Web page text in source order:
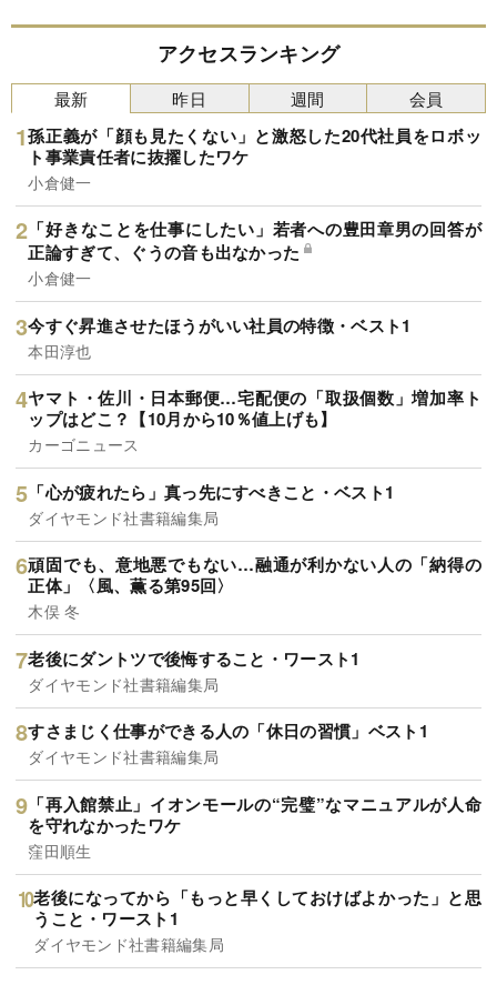
アクセスランキング
最新
孫正義が「顔も見たくない」と激怒した20代社員をロボッ
ト事業責任者に抜擢したワケ
小倉健一
「好きなことを仕事にしたい」若者への豊田章男の回答が
正論すぎて、ぐうの音も出なかった
小倉健一
今すぐ昇進させたほうがいい社員の特徴・ベスト1
本田淳也
ヤマト・佐川・日本郵便…宅配便の「取扱個数」増加率ト
ップはどこ？【10月から10％値上げも】
カーゴニュース
「心が疲れたら」真っ先にすべきこと・ベスト1
ダイヤモンド社書籍編集局
頑固でも、意地悪でもない…融通が利かない人の「納得の
正体」〈風、薫る第95回〉
木俣 冬
老後にダントツで後悔すること・ワースト1
ダイヤモンド社書籍編集局
すさまじく仕事ができる人の「休日の習慣」ベスト1
ダイヤモンド社書籍編集局
「再入館禁止」イオンモールの“完璧”なマニュアルが人命
を守れなかったワケ
窪田順生
老後になってから「もっと早くしておけばよかった」と思
うこと・ワースト1
ダイヤモンド社書籍編集局
昨日 週間 会員